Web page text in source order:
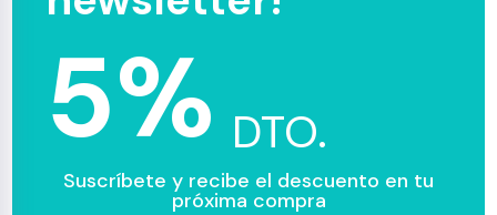
5% DTO.
Suscríbete y recibe el descuento en tu
próxima compra